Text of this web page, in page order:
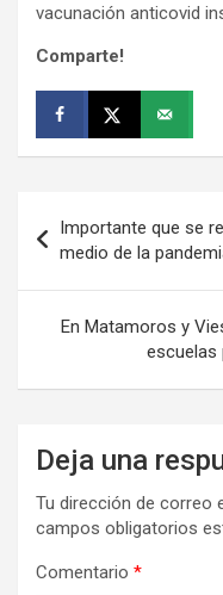
vacunación anticovid
Comparte!
de
entradas
Importante que se
medio de la
En Matamoros y
escuelas
Deja una
Tu dirección de correo
campos obligatorios
Comentario *